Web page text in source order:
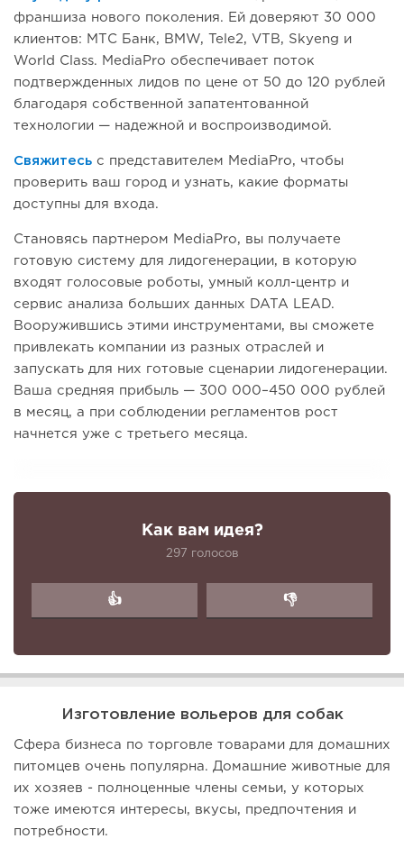
франшиза нового поколения. Ей доверяют 30 000
клиентов: МТС Банк, BMW, Tele2, VTB, Skyeng и
World Class. MediaPro обеспечивает поток
подтвержденных лидов по цене от 50 до 120 рублей
благодаря собственной запатентованной
технологии — надежной и воспроизводимой.
Свяжитесь с представителем MediaPro, чтобы
проверить ваш город и узнать, какие форматы
доступны для входа.
Становясь партнером MediaPro, вы получаете
готовую систему для лидогенерации, в которую
входят голосовые роботы, умный колл-центр и
сервис анализа больших данных DATA LEAD.
Вооружившись этими инструментами, вы сможете
привлекать компании из разных отраслей и
запускать для них готовые сценарии лидогенерации.
Ваша средняя прибыль — 300 000–450 000 рублей
в месяц, а при соблюдении регламентов рост
начнется уже с третьего месяца.
Как вам идея?
297 голосов
👍 👎
Изготовление вольеров для собак
Сфера бизнеса по торговле товарами для домашних
питомцев очень популярна. Домашние животные для
их хозяев - полноценные члены семьи, у которых
тоже имеются интересы, вкусы, предпочтения и
потребности.